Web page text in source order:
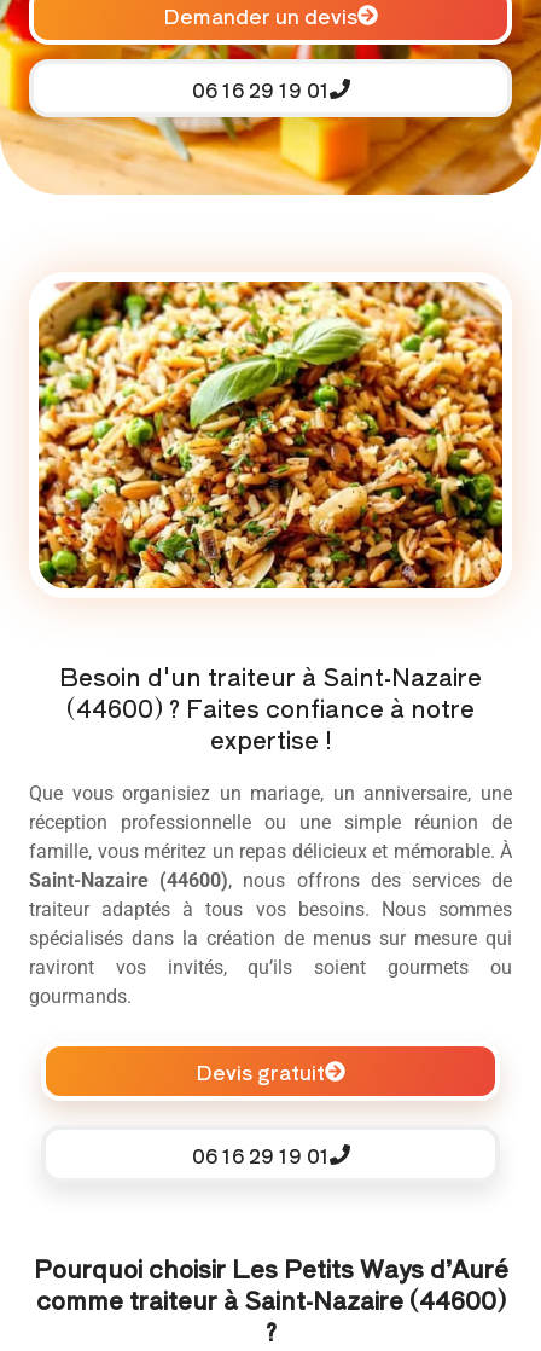
Demander un devis
06 16 29 19 01
Besoin d'un traiteur à Saint-Nazaire
(44600) ? Faites confiance à notre
expertise !
Que vous organisiez un mariage, un anniversaire, une
réception professionnelle ou une simple réunion de
famille, vous méritez un repas délicieux et mémorable. À
Saint-Nazaire (44600), nous offrons des services de
traiteuradaptés à tous vos besoins. Nous sommes
spécialisés dans la création de menus sur mesure qui
raviront vos invités, qu’ils soient gourmets ou
gourmands.
Devis gratuit
06 16 29 19 01
Pourquoi choisir Les Petits Ways d’Auré
comme traiteur à Saint-Nazaire (44600)
?